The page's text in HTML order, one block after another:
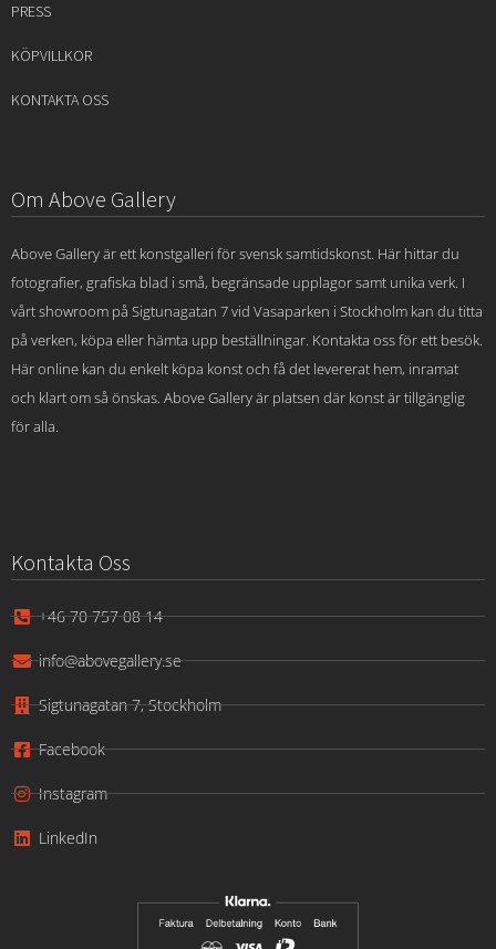
PRESS
KÖPVILLKOR
KONTAKTA OSS
Om Above Gallery
Above Gallery är ett konstgalleri för svensk samtidskonst. Här hittar du
fotografier, grafiska blad i små, begränsade upplagor samt unika verk. I
vårt showroom på Sigtunagatan 7 vid Vasaparken i Stockholm kan du titta
på verken, köpa eller hämta upp beställningar. Kontakta oss för ett besök.
Här online kan du enkelt köpa konst och få det levererat hem, inramat
och klart om så önskas. Above Gallery är platsen där konst är tillgänglig
för alla.
Kontakta Oss
+46 70 757 08 14
info@abovegallery.se
Sigtunagatan 7, Stockholm
Facebook
Instagram
LinkedIn